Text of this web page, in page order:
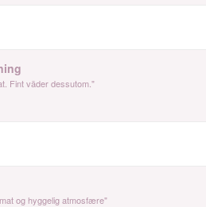
Fint väder dessutom."
og hyggelig atmosfære"